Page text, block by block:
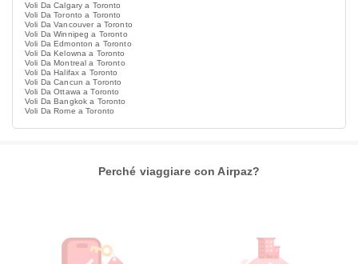
Voli Da Calgary a Toronto
Voli Da Toronto a Toronto
Voli Da Vancouver a Toronto
Voli Da Winnipeg a Toronto
Voli Da Edmonton a Toronto
Voli Da Kelowna a Toronto
Voli Da Montreal a Toronto
Voli Da Halifax a Toronto
Voli Da Cancun a Toronto
Voli Da Ottawa a Toronto
Voli Da Bangkok a Toronto
Voli Da Rome a Toronto
Perché viaggiare con Airpaz?